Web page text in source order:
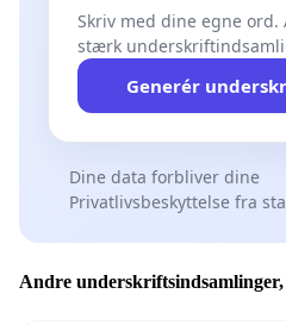
Skriv med dine egne
stærk
Generér
Dine data forbliver dine
Privatlivsbeskyttelse fra
Andre